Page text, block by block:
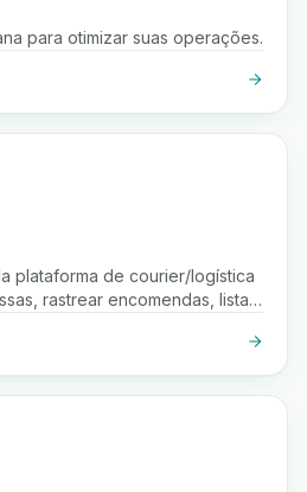
para otimizar suas operações.
plataforma de courier/logística
rastrear encomendas, listar